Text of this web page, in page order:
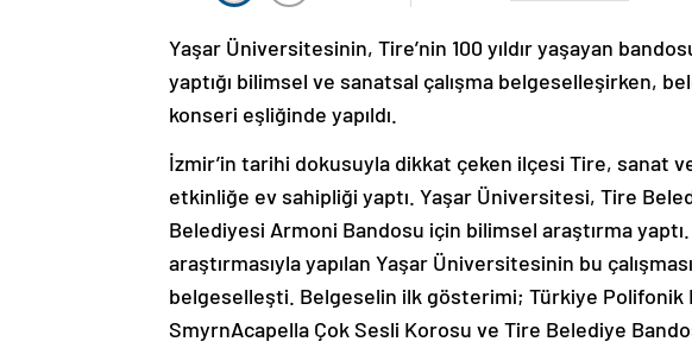
Yaşar Üniversitesinin, Tire’nin 100 yıldır yaşayan
yaptığı bilimsel ve sanatsal çalışma belgeselleşirken,
konseri eşliğinde yapıldı.
İzmir’in tarihi dokusuyla dikkat çeken ilçesi Tire, sanat
etkinliğe ev sahipliği yaptı. Yaşar Üniversitesi, Tire
Belediyesi Armoni Bandosu için bilimsel araştırma
araştırmasıyla yapılan Yaşar Üniversitesinin bu
belgeselleşti. Belgeselin ilk gösterimi; Türkiye Polifonik
SmyrnAcapella Çok Sesli Korosu ve Tire Belediye